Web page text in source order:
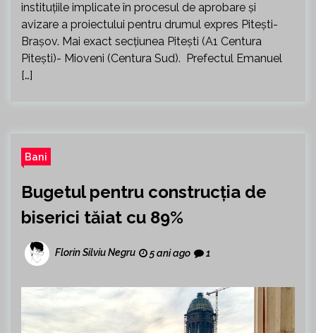
instituțiile implicate în procesul de aprobare și
avizare a proiectului pentru drumul expres Pitești-
Brașov. Mai exact secțiunea Pitești (A1 Centura
Pitești)- Mioveni (Centura Sud). Prefectul Emanuel
[…]
Bani
Bugetul pentru construcția de
biserici tăiat cu 89%
Florin Silviu Negru 5 ani ago 1